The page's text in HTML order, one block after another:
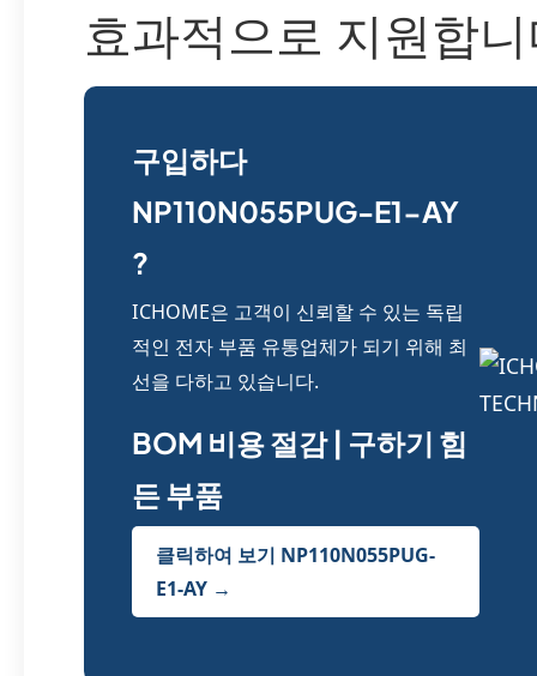
효과적으로 지원합
구입하다
NP110N055PUG-E1-AY
?
ICHOME은 고객이 신뢰할 수 있는 독립
적인 전자 부품 유통업체가 되기 위해 최
선을 다하고 있습니다.
BOM 비용 절감 | 구하기 힘
든 부품
클릭하여 보기 NP110N055PUG-
E1-AY →